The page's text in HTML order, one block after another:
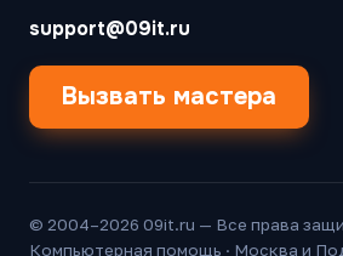
support@09it.ru
Вызвать мастера
© 2004–2026 09it.ru — Все права
Компьютерная помощь · Москва и